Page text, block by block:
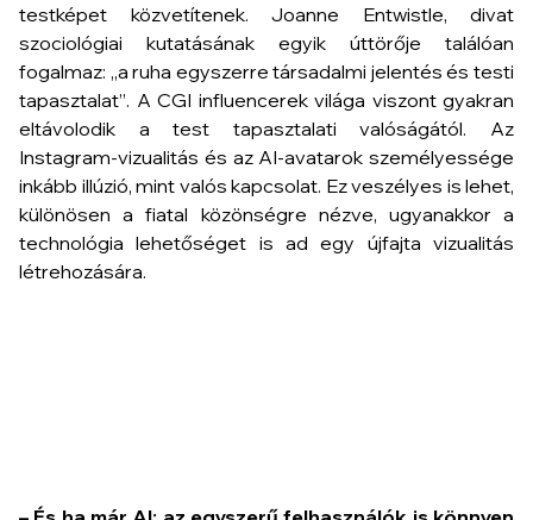
testképet közvetítenek. Joanne Entwistle, divat
szociológiai kutatásának egyik úttörője találóan
fogalmaz: „a ruha egyszerre társadalmi jelentés és testi
tapasztalat”. A CGI influencerek világa viszont gyakran
eltávolodik a test tapasztalati valóságától. Az
Instagram-vizualitás és az AI-avatarok személyessége
inkább illúzió, mint valós kapcsolat. Ez veszélyes is lehet,
különösen a fiatal közönségre nézve, ugyanakkor a
technológia lehetőséget is ad egy újfajta vizualitás
létrehozására.
mutatnak. Ugyanakkor a digitális élmény nem feltétlenül